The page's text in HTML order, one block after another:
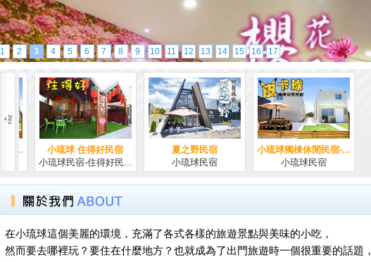
1 2 3 4 5 6 7 8 9 10 11 12 13 14 15 16 17
夏之野民宿
小琉球民宿
小琉球獨棟休閒民宿-...
小琉球民宿
小琉球 住得好民宿
小琉球民宿-住得好民...
在小琉球這個美麗的環境，充滿了各式各樣的旅遊景點與美味的小吃，
然而要去哪裡玩？要住在什麼地方？也就成為了出門旅遊時一個很重要的話題，